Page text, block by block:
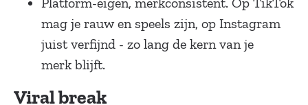
mag je rauw en speels zijn, op Instagram
juist verfijnd - zo lang de kern van je
merk blijft.
Viral break